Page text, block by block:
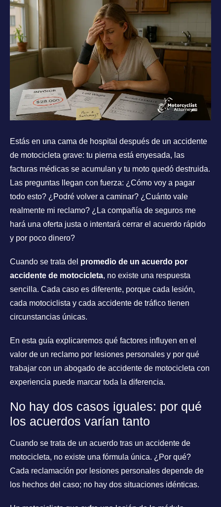
Estás en una cama de hospital después de un accidente
de motocicleta grave: tu pierna está enyesada, las
facturas médicas se acumulan y tu moto quedó destruida.
Las preguntas llegan con fuerza: ¿Cómo voy a pagar
todo esto? ¿Podré volver a caminar? ¿Cuánto vale
realmente mi reclamo? ¿La compañía de seguros me
hará una oferta justa o intentará cerrar el acuerdo rápido
y por poco dinero?
Cuando se trata del promedio de un acuerdo por
accidente de motocicleta, no existe una respuesta
sencilla. Cada caso es diferente, porque cada lesión,
cada motociclista y cada accidente de tráfico tienen
circunstancias únicas.
En esta guía explicaremos qué factores influyen en el
valor de un reclamo por lesiones personales y por qué
trabajar con un abogado de accidente de motocicleta con
experiencia puede marcar toda la diferencia.
No hay dos casos iguales: por qué
los acuerdos varían tanto
Cuando se trata de un acuerdo tras un accidente de
motocicleta, no existe una fórmula única. ¿Por qué?
Cada reclamación por lesiones personales depende de
los hechos del caso; no hay dos situaciones idénticas.